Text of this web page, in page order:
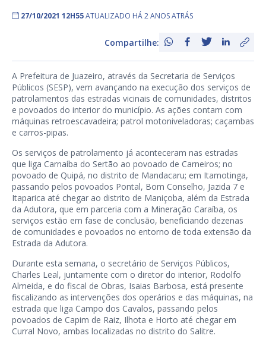
27/10/2021 12H55ATUALIZADO HÁ 2 ANOS ATRÁS
Compartilhe:
A Prefeitura de Juazeiro, através da Secretaria de Serviços
Públicos (SESP), vem avançando na execução dos serviços de
patrolamentos das estradas vicinais de comunidades, distritos
e povoados do interior do município. As ações contam com
máquinas retroescavadeira; patrol motoniveladoras; caçambas
e carros-pipas.
Os serviços de patrolamento já aconteceram nas estradas
que liga Carnaíba do Sertão ao povoado de Carneiros; no
povoado de Quipá, no distrito de Mandacaru; em Itamotinga,
passando pelos povoados Pontal, Bom Conselho, Jazida 7 e
Itaparica até chegar ao distrito de Maniçoba, além da Estrada
da Adutora, que em parceria com a Mineração Caraíba, os
serviços estão em fase de conclusão, beneficiando dezenas
de comunidades e povoados no entorno de toda extensão da
Estrada da Adutora.
Durante esta semana, o secretário de Serviços Públicos,
Charles Leal, juntamente com o diretor do interior, Rodolfo
Almeida, e do fiscal de Obras, Isaias Barbosa, está presente
fiscalizando as intervenções dos operários e das máquinas, na
estrada que liga Campo dos Cavalos, passando pelos
povoados de Capim de Raiz, Ilhota e Horto até chegar em
Curral Novo, ambas localizadas no distrito do Salitre.